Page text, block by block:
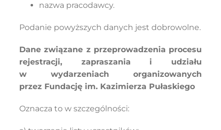
nazwa pracodawcy.
Podanie powyższych danych jest dobrowolne.
Dane związane z przeprowadzenia procesu
rejestracji, zapraszania i udziału
w wydarzeniach organizowanych
przez Fundację im. Kazimierza Pułaskiego
Oznacza to w szczególności: